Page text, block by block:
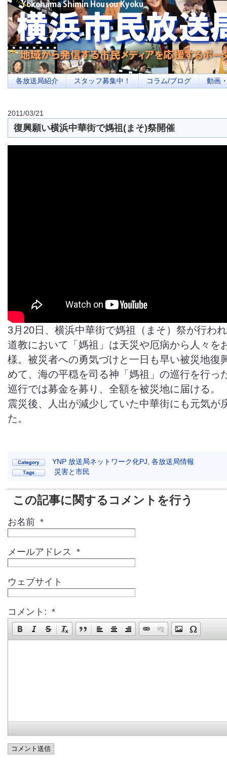
横浜の地域メディア、地域・市民・放送局・メディアを応援するポータルサ
を目指します
各放送局紹介 スタッフ募集中！ コラム/ブログ 動画
2011/03/21
復興願い横浜中華街で媽祖(まそ)祭開催
3月20日、横浜中華街で媽祖（まそ）祭が行わ
道教において「媽祖」は天災や厄病から人々を
様。被災者への勇気づけと一日も早い被災地復
めて、海の平穏を司る神「媽祖」の巡行を行っ
巡行では募金を募り、全額を被災地に届ける。
震災後、人出が減少していた中華街にも元気が
た。
YNP 放送局ネットワーク化PJ, 各放送局情報
災害と市民
この記事に関するコメントを行う
お名前 *
メールアドレス *
ウェブサイト
コメント: *
コメント送信